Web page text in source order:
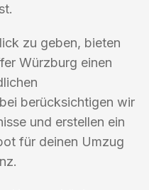
zu geben, bieten
Würzburg einen
berücksichtigen wir
und erstellen ein
für deinen Umzug